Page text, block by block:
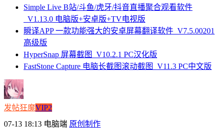
Simple Live B站/斗鱼/虎牙/抖音直播聚合观看软件
_V1.13.0 电脑版+安卓版+TV电视版
瞬译APP 一款功能强大的安卓屏幕翻译软件_V7.5.00201
高级版
HyperSnap 屏幕截图_V10.2.1 PC汉化版
FastStone Capture 电脑长截图滚动截图_V11.3 PC中文版
发帖狂魔VIP2
07-13 18:13 电脑端 原创制作